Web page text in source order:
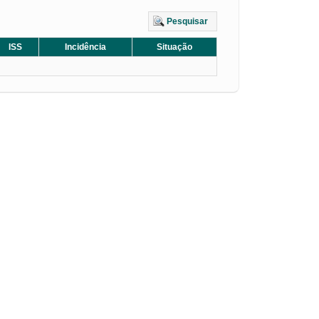
Pesquisar
ISS Incidência
Situação